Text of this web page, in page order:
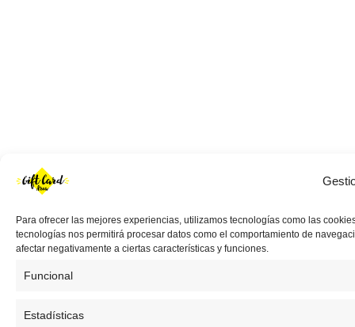
Para ofrecer las mejores experiencias, utilizamos tecnologías como las
tecnologías nos permitirá procesar datos como el comportamiento de
afectar negativamente a ciertas características y funciones.
Funcional
Estadísticas